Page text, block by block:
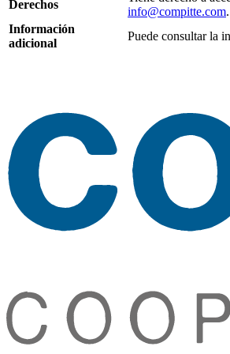
Derechos
info@compitte.com.
Información
adicional
Puede consultar la